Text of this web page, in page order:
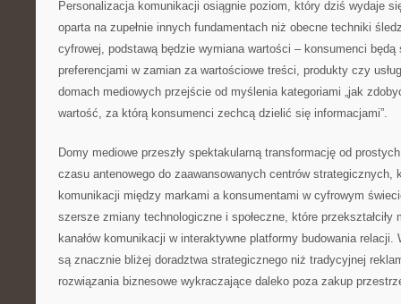
Personalizacja komunikacji osiągnie poziom, który dziś wydaje
oparta na zupełnie innych fundamentach niż obecne techniki
cyfrowej, podstawą będzie wymiana wartości – konsumenci
preferencjami w zamian za wartościowe treści, produkty czy
domach mediowych przejście od myślenia kategoriami „jak
wartość, za którą konsumenci zechcą dzielić się informacjami”.
Domy mediowe przeszły spektakularną transformację od
czasu antenowego do zaawansowanych centrów strategicznych,
komunikacji między markami a konsumentami w cyfrowym
szersze zmiany technologiczne i społeczne, które przekształciły
kanałów komunikacji w interaktywne platformy budowania relacji.
są znacznie bliżej doradztwa strategicznego niż tradycyjnej
rozwiązania biznesowe wykraczające daleko poza zakup